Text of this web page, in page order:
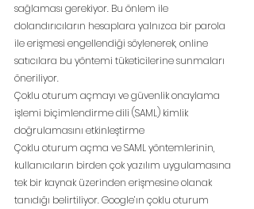
sağlaması gerekiyor. Bu önlem ile
dolandırıcıların hesaplara yalnızca bir parola
ile erişmesi engellendiği söylenerek, online
satıcılara bu yöntemi tüketicilerine sunmaları
öneriliyor.
Çoklu oturum açmayı ve güvenlik onaylama
işlemi biçimlendirme dili (SAML) kimlik
doğrulamasını etkinleştirme
Çoklu oturum açma ve SAML yöntemlerinin,
kullanıcıların birden çok yazılım uygulamasına
tek bir kaynak üzerinden erişmesine olanak
tanıdığı belirtiliyor. Google’ın çoklu oturum